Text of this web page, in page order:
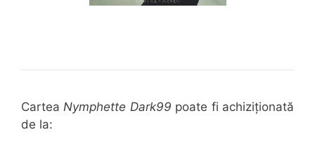
Cartea Nymphette Dark99 poate fi achiziționată
de la: